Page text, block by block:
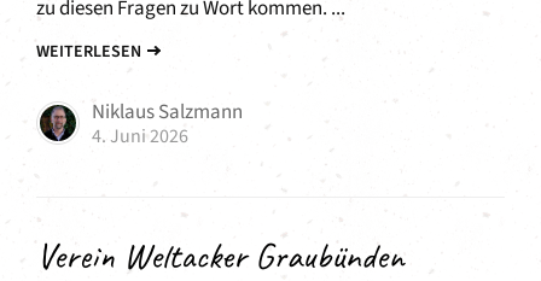
zu diesen Fragen zu Wort kommen. ...
WEITERLESEN
Niklaus Salzmann
4. Juni 2026
Verein Weltacker Graubünden